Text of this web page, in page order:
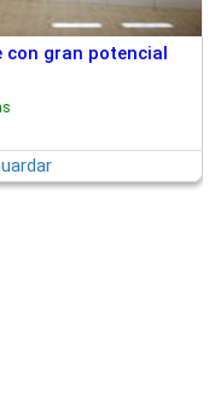
con gran potencial